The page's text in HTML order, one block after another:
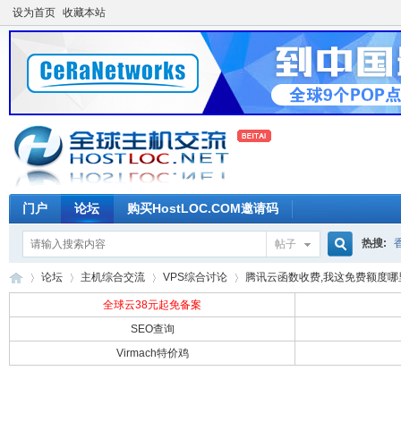
设为首页 收藏本站
门户 论坛 购买HostLOC.COM邀请码
帖子
搜
热搜:
论坛 主机综合交流
›
VPS综合讨论 腾讯云函数收费,我这免费额度哪
全球云38元起免备案
SEO查询
Virmach特价鸡